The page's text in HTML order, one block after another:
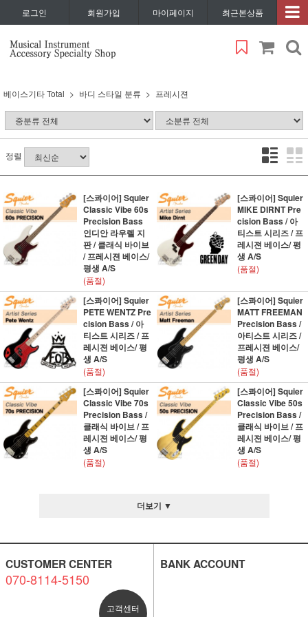
로그인 회원가입 마이페이지 최근본상품
베이스기타 Total 바디 스타일 분류 프레시젼
정렬
[스콰이어] Squier
Classic Vibe 60s
Precision Bass
인디안 라우렐 지
판 / 클래식 바이브
/ 프레시젼 베이스/
평생 A/S
(품절)
[스콰이어] Squier
MIKE DIRNT Pre
cision Bass / 아
티스트 시리즈 / 프
레시젼 베이스/ 평
생 A/S
(품절)
[스콰이어] Squier
PETE WENTZ Pre
cision Bass / 아
티스트 시리즈 / 프
레시젼 베이스/ 평
생 A/S
(품절)
[스콰이어] Squier
MATT FREEMAN
Precision Bass /
아티스트 시리즈 /
프레시젼 베이스/
평생 A/S
(품절)
[스콰이어] Squier
Classic Vibe 70s
Precision Bass /
클래식 바이브 / 프
레시젼 베이스/ 평
생 A/S
(품절)
[스콰이어] Squier
Classic Vibe 50s
Precision Bass /
클래식 바이브 / 프
레시젼 베이스/ 평
생 A/S
(품절)
더보기 ▼
CUSTOMER CENTER
070-8114-5150
고객센터
BANK ACCOUNT